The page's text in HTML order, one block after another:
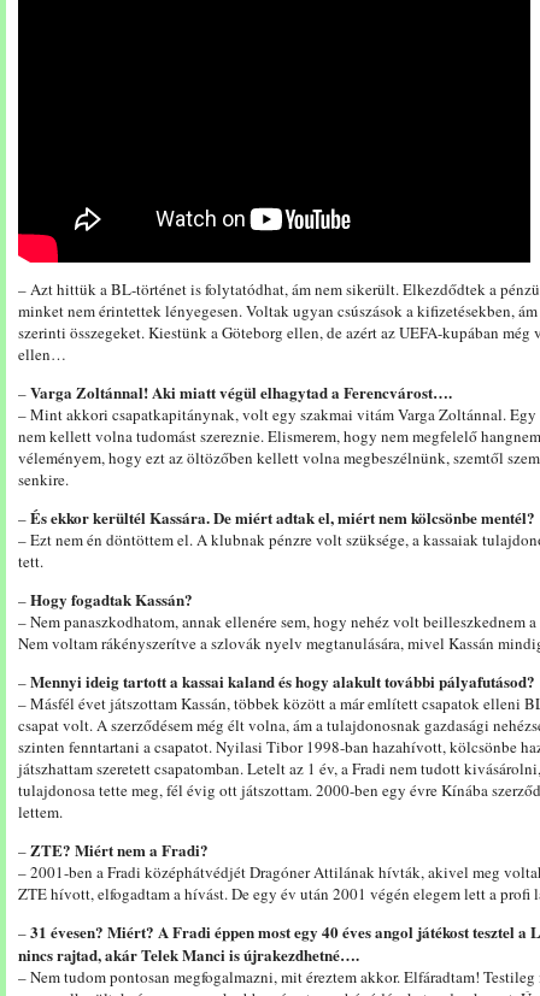
– Azt hittük a BL-történet is folytatódhat, ám nem sikerült. Elkezdődtek a
minket nem érintettek lényegesen. Voltak ugyan csúszások a kifizetésekben,
szerinti összegeket. Kiestünk a Göteborg ellen, de azért az UEFA-kupában
ellen…
–Varga Zoltánnal! Aki miatt végül elhagytad a Ferencvárost….
– Mint akkori csapatkapitánynak, volt egy szakmai vitám Varga Zoltánnal.
nem kellett volna tudomást szereznie. Elismerem, hogy nem megfelelő
véleményem, hogy ezt az öltözőben kellett volna megbeszélnünk, szemtől
senkire.
–És ekkor kerültél Kassára. De miért adtak el, miért nem kölcsönbe mentél?
– Ezt nem én döntöttem el. A klubnak pénzre volt szüksége, a kassaiak
tett.
–Hogy fogadtak Kassán?
– Nem panaszkodhatom, annak ellenére sem, hogy nehéz volt beilleszkednem
Nem voltam rákényszerítve a szlovák nyelv megtanulására, mivel Kassán
–Mennyi ideig tartott a kassai kaland és hogy alakult további pályafutásod?
– Másfél évet játszottam Kassán, többek között a már említett csapatok elleni
csapat volt. A szerződésem még élt volna, ám a tulajdonosnak gazdasági
szinten fenntartani a csapatot. Nyilasi Tibor 1998-ban hazahívott, kölcsönbe
játszhattam szeretett csapatomban. Letelt az 1 év, a Fradi nem tudott
tulajdonosa tette meg, fél évig ott játszottam. 2000-ben egy évre Kínába
lettem.
–ZTE? Miért nem a Fradi?
– 2001-ben a Fradi középhátvédjét Dragóner Attilának hívták, akivel meg
ZTE hívott, elfogadtam a hívást. De egy év után 2001 végén elegem lett a profi
–31 évesen? Miért? A Fradi éppen most egy 40 éves angol játékost tesztel
nincs rajtad, akár Telek Manci is újrakezdhetné….
– Nem tudom pontosan megfogalmazni, mit éreztem akkor. Elfáradtam!